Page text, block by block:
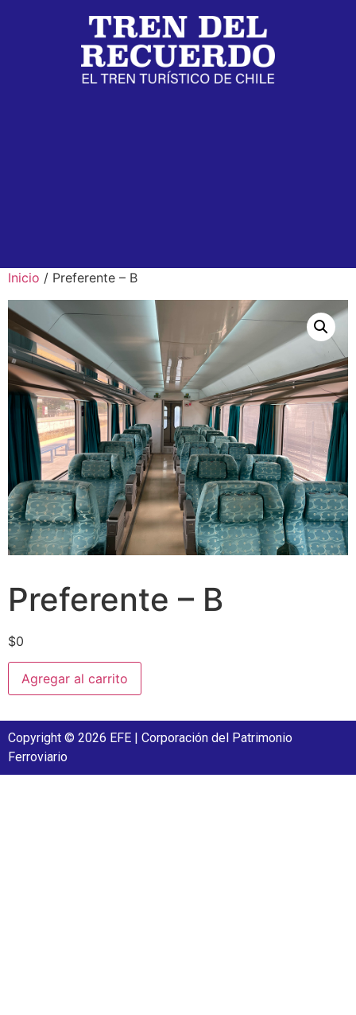
Inicio / Preferente – B
Preferente – B
$0
Agregar al carrito
Copyright © 2026 EFE | Corporación del Patrimonio
Ferroviario